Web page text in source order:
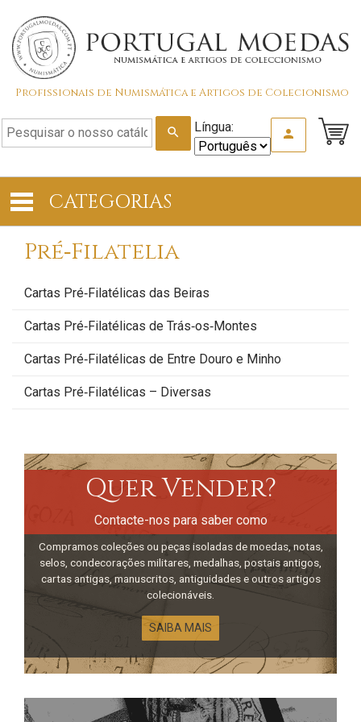
Profissionais de Numismática e Artigos de Colecionismo
search Língua: person
CATEGORIAS
Pré‑Filatelia
Cartas Pré‑Filatélicas das Beiras
Cartas Pré‑Filatélicas de Trás‑os‑Montes
Cartas Pré‑Filatélicas de Entre Douro e Minho
Cartas Pré‑Filatélicas – Diversas
Quer Vender?
Contacte-nos para saber como
Compramos coleções ou peças isoladas de moedas, notas,
selos, condecorações militares, medalhas, postais antigos,
cartas antigas, manuscritos, antiguidades e outros artigos
colecionáveis.
SAIBA MAIS